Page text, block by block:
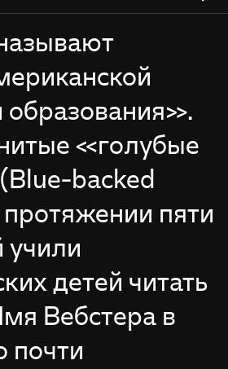
образования».
«голубые
backed
пяти
учили
детей читать
Вебстера в
почти